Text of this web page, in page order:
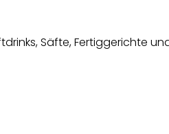
Säfte, Fertiggerichte